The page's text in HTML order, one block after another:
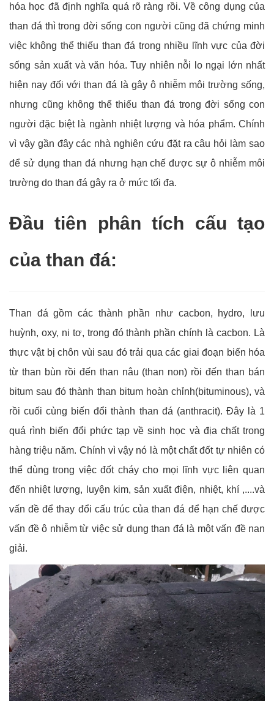
hóa học đã định nghĩa quá rõ ràng rồi. Về công dụng của
than đá thì trong đời sống con người cũng đã chứng minh
việc không thể thiếu than đá trong nhiều lĩnh vực của đời
sống sản xuất và văn hóa. Tuy nhiên nỗi lo ngại lớn nhất
hiện nay đối với than đá là gây ô nhiễm môi trường sống,
nhưng cũng không thể thiếu than đá trong đời sống con
người đặc biệt là ngành nhiệt lượng và hóa phẩm. Chính
vì vậy gần đây các nhà nghiên cứu đặt ra câu hỏi làm sao
để sử dụng than đá nhưng hạn chế được sự ô nhiễm môi
trường do than đá gây ra ở mức tối đa.
Đầu tiên phân tích cấu tạo
của than đá:
Than đá gồm các thành phần như cacbon, hydro, lưu
huỳnh, oxy, ni tơ, trong đó thành phần chính là cacbon. Là
thực vật bị chôn vùi sau đó trải qua các giai đoạn biến hóa
từ than bùn rồi đến than nâu (than non) rồi đến than bán
bitum sau đó thành than bitum hoàn chỉnh(bituminous), và
rồi cuối cùng biến đổi thành than đá (anthracit). Đây là 1
quá rình biến đổi phức tạp về sinh học và địa chất trong
hàng triệu năm. Chính vì vậy nó là một chất đốt tự nhiên có
thể dùng trong việc đốt cháy cho mọi lĩnh vực liên quan
đến nhiệt lượng, luyện kim, sản xuất điện, nhiệt, khí ,....và
vấn đề để thay đổi cấu trúc của than đá để hạn chế được
vấn đề ô nhiễm từ việc sử dụng than đá là một vấn đề nan
giải.